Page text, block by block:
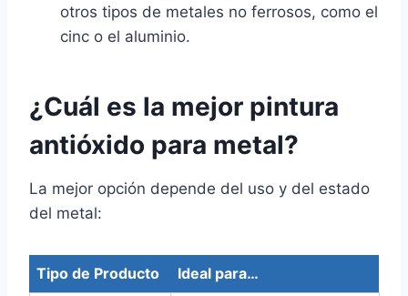
otros tipos de metales no ferrosos, como el
cinc o el aluminio.
¿Cuál es la mejor pintura
antióxido para metal?
La mejor opción depende del uso y del estado
del metal:
Tipo de Producto Ideal para…